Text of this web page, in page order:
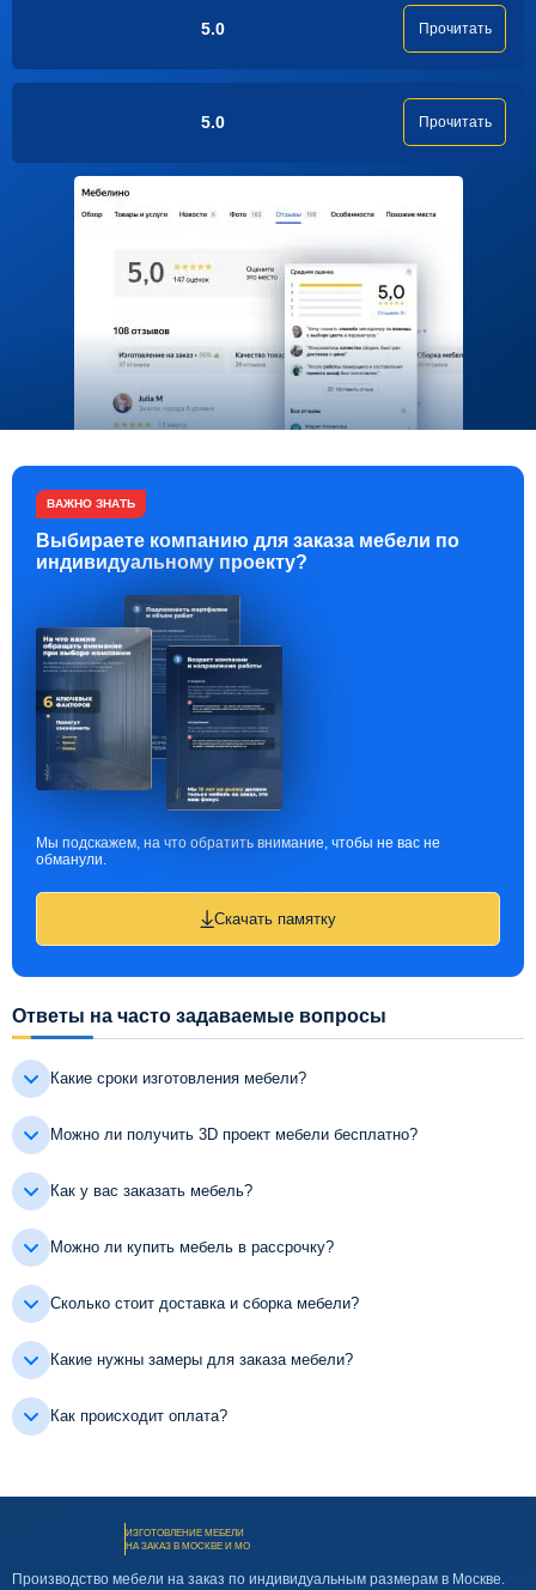
5.0 Прочитать
5.0 Прочитать
ВАЖНО ЗНАТЬ
Выбираете компанию для заказа мебели по
индивидуальному проекту?
Мы подскажем, на что обратить внимание, чтобы не вас не
обманули.
Скачать памятку
Ответы на часто задаваемые вопросы
Какие сроки изготовления мебели?
Можно ли получить 3D проект мебели бесплатно?
Как у вас заказать мебель?
Можно ли купить мебель в рассрочку?
Сколько стоит доставка и сборка мебели?
Какие нужны замеры для заказа мебели?
Как происходит оплата?
ИЗГОТОВЛЕНИЕ МЕБЕЛИ
НА ЗАКАЗ В МОСКВЕ И МО
Производство мебели на заказ по индивидуальным размерам в Москве.